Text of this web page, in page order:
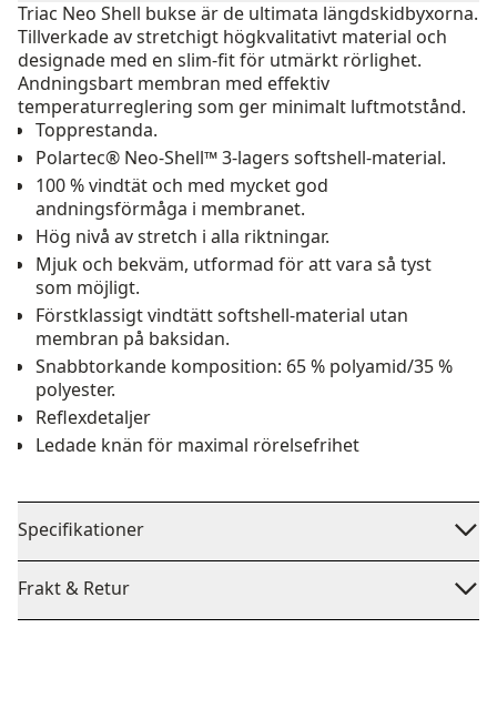
Triac Neo Shell bukse är de ultimata längdskidbyxorna.
Tillverkade av stretchigt högkvalitativt material och
designade med en slim-fit för utmärkt rörlighet.
Andningsbart membran med effektiv
temperaturreglering som ger minimalt luftmotstånd.
Topprestanda.
Polartec® Neo-Shell™ 3-lagers softshell-material.
100 % vindtät och med mycket god
andningsförmåga i membranet.
Hög nivå av stretch i alla riktningar.
Mjuk och bekväm, utformad för att vara så tyst
som möjligt.
Förstklassigt vindtätt softshell-material utan
membran på baksidan.
Snabbtorkande komposition: 65 % polyamid/35 %
polyester.
Reflexdetaljer
Ledade knän för maximal rörelsefrihet
Specifikationer
Frakt & Retur